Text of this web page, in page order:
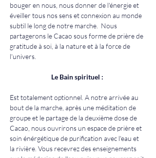
bouger en nous, nous donner de l'énergie et
éveiller tous nos sens et connexion au monde
subtil le long de notre marche.  Nous
partagerons le Cacao sous forme de prière de
gratitude à soi, à la nature et à la force de
l'univers.
Le Bain spirituel :
Est totalement optionnel. A notre arrivée au
bout de la marche, après une méditation de
groupe et le partage de la deuxième dose de
Cacao, nous ouvrirons un espace de prière et
soin énérgétique de purification avec l'eau et
la rivière. Vous recevrez des enseignements